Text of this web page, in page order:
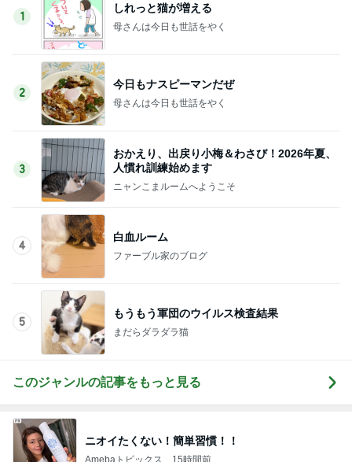
1
しれっと猫が増える
母さんは今日も世話をやく
2
今日もナスピーマンだぜ
母さんは今日も世話をやく
3
おかえり、出戻り小梅＆わさび！2026年夏、
人慣れ訓練始めます
ニャンこまルームへようこそ
4
白血ルーム
ファーブル家のブログ
5
もうもう軍団のウイルス検査結果
まだらダラダラ猫
このジャンルの記事をもっと見る
ニオイたくない！簡単習慣！！
Amebaトピックス 15時間前